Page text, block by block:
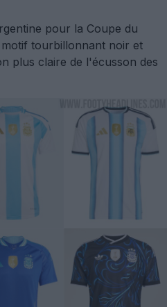
pour la Coupe du
tourbillonnant noir et
plus claire de l'écusson des